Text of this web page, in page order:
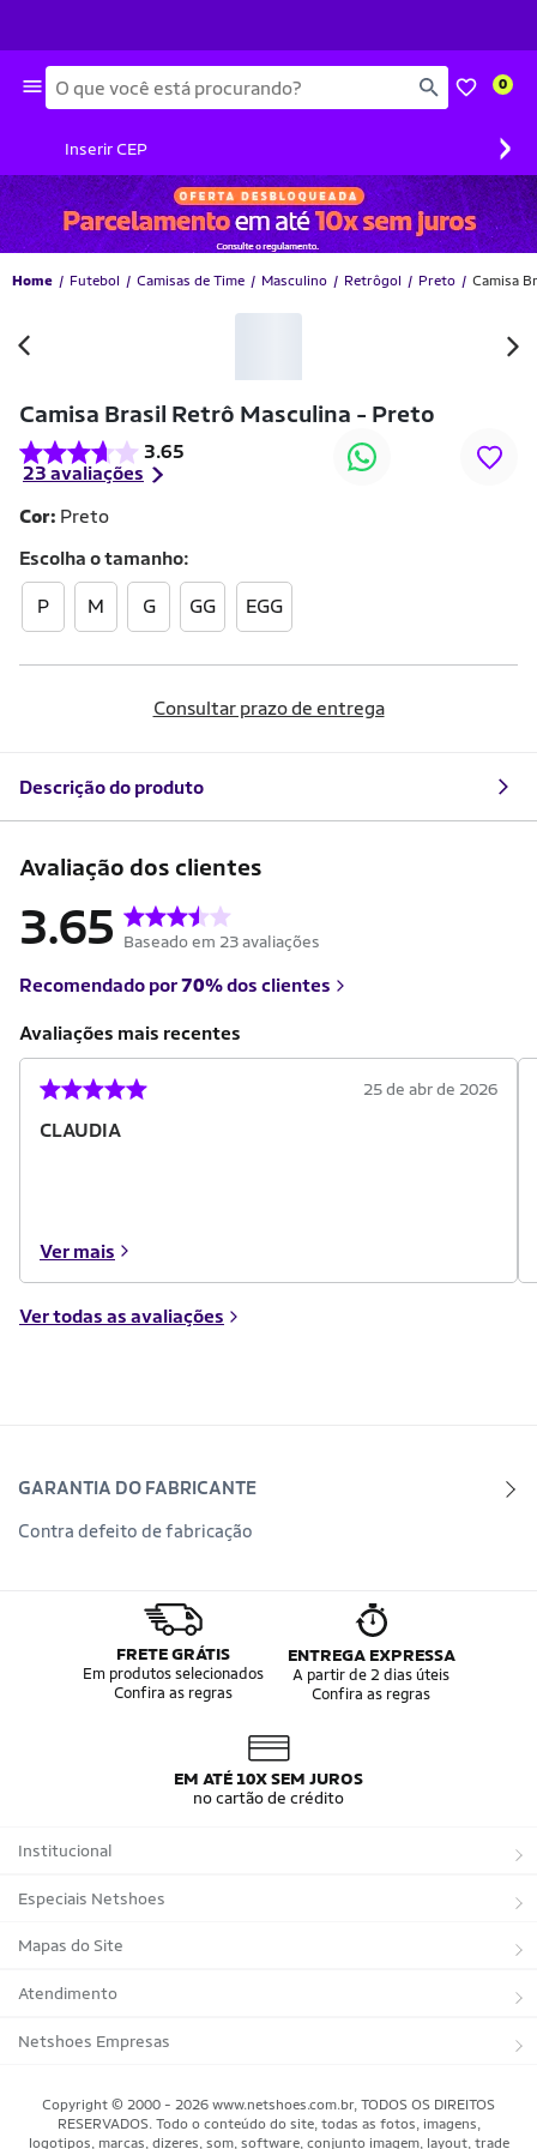
Busca 0
Inserir CEP ›
Home Futebol Camisas de Time Masculino Retrôgol Preto Camisa
Camisa Brasil Retrô Masculina - Preto
3.65
23 avaliações
-55% OFF
Cor: Preto
Escolha otamanho
P M G GG EGG
Consultar prazo de entrega
Descrição do produto
Avaliação dos clientes
3.65 Baseado em 23 avaliações
Recomendado por70%dos clientes
Avaliações mais recentes
CLAUDIA
25 de abr de 2026
Ver mais
Ver todas as avaliações
GARANTIA DO FABRICANTE
Contra defeito de fabricação
FRETE GRÁTIS
Em produtos selecionados
Confira as regras
ENTREGA EXPRESSA
A partir de 2 dias úteis
Confira as regras
EM ATÉ 10X SEM JUROS
no cartão de crédito
Institucional
Sobre a Netshoes
Política de Privacidade
Programa de Afiliados
Regulamentos
Programa de Integridade
Especiais Netshoes
Suplementos
Corrida
Bicicletas
Mapas do Site
Marcas
Tipos de Produtos
Atendimento
Trocas e devoluções
Minha Conta
Netshoes Empresas
Copyright © 2000 - 2026 www.netshoes.com.br, TODOS OS DIREITOS
RESERVADOS. Todo o conteúdo do site, todas as fotos, imagens,
logotipos, marcas, dizeres, som, software, conjunto imagem, layout, trade